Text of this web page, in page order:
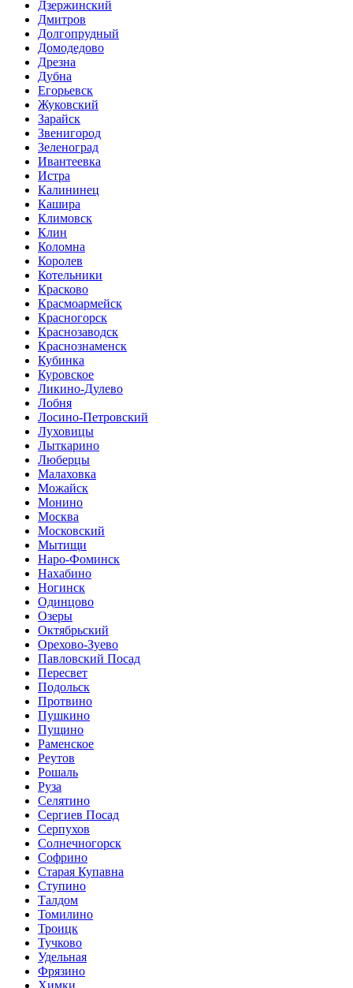
Дзержинский
Дмитров
Долгопрудный
Домодедово
Дрезна
Дубна
Егорьевск
Жуковский
Зарайск
Звенигород
Зеленоград
Ивантеевка
Истра
Калининец
Кашира
Климовск
Клин
Коломна
Королев
Котельники
Красково
Красмоармейск
Красногорск
Краснозаводск
Краснознаменск
Кубинка
Куровское
Ликино-Дулево
Лобня
Лосино-Петровский
Луховицы
Лыткарино
Люберцы
Малаховка
Можайск
Монино
Москва
Московский
Мытищи
Наро-Фоминск
Нахабино
Ногинск
Одинцово
Озеры
Октябрьский
Орехово-Зуево
Павловский Посад
Пересвет
Подольск
Протвино
Пушкино
Пущино
Раменское
Реутов
Рошаль
Руза
Селятино
Сергиев Посад
Серпухов
Солнечногорск
Софрино
Старая Купавна
Ступино
Талдом
Томилино
Троицк
Тучково
Удельная
Фрязино